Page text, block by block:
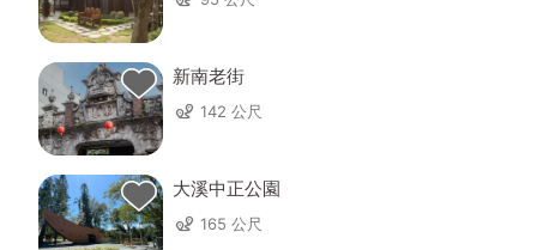
新南老街
142 公尺
大溪中正公園
165 公尺